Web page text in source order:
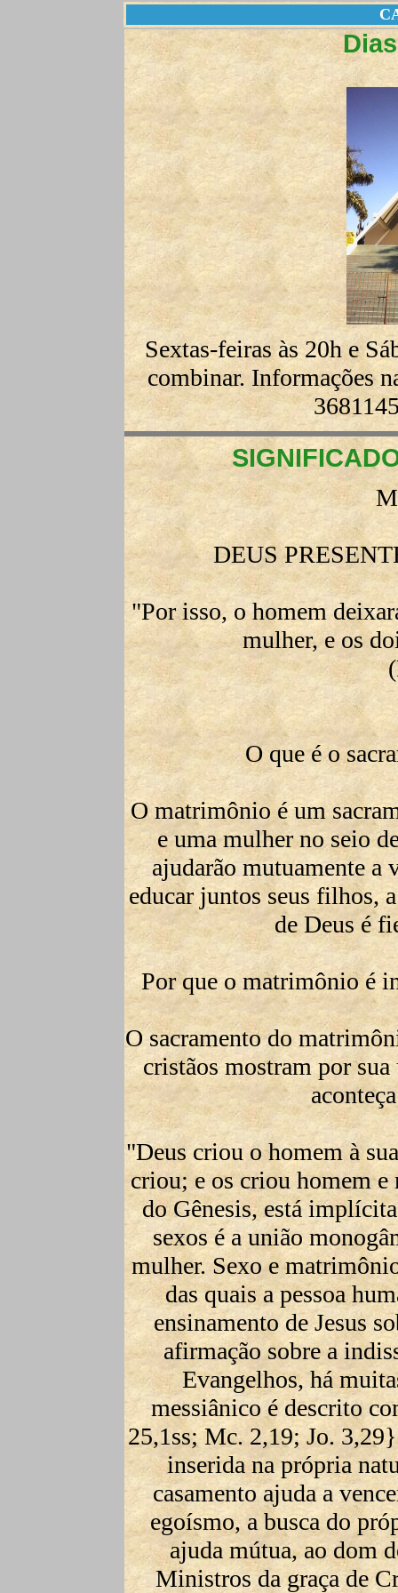
Sextas-feiras às 20h e
combinar. Informações
DEUS
"Por isso, o homem
mulher, e os
O que é o
O matrimônio é um
e uma mulher no seio
ajudarão mutuamente a
educar juntos seus filhos,
de Deus é
Por que o matrimônio é
O sacramento do
cristãos mostram por
"Deus criou o homem à
criou; e os criou homem
do Gênesis, está
sexos é a união
mulher. Sexo e
das quais a pessoa
ensinamento de Jesus
afirmação sobre a
Evangelhos, há
messiânico é descrito
25,1ss; Mc. 2,19; Jo.
inserida na própria
casamento ajuda a
egoísmo, a busca do
ajuda mútua, ao dom
Ministros da graça de